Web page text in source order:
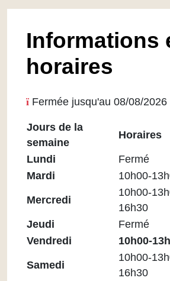
Informations
horaires
Fermée jusqu'au 08/08/
Horaires
Médiathèque
Jours de la
semaine
Horaires
Lundi
Fermé
Mardi
10h00-
Mercredi
10h00-
16h30
Jeudi
Fermé
Vendredi
10h00-
Samedi
10h00-
16h30